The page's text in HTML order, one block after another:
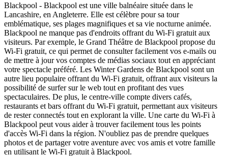
Blackpool - Blackpool est une ville balnéaire située dans le
Lancashire, en Angleterre. Elle est célèbre pour sa tour
emblématique, ses plages magnifiques et sa vie nocturne animée.
Blackpool ne manque pas d'endroits offrant du Wi-Fi gratuit aux
visiteurs. Par exemple, le Grand Théâtre de Blackpool propose du
Wi-Fi gratuit, ce qui permet de consulter facilement vos e-mails ou
de mettre à jour vos comptes de médias sociaux tout en appréciant
votre spectacle préféré. Les Winter Gardens de Blackpool sont un
autre lieu populaire offrant du Wi-Fi gratuit, offrant aux visiteurs la
possibilité de surfer sur le web tout en profitant des vues
spectaculaires. De plus, le centre-ville compte divers cafés,
restaurants et bars offrant du Wi-Fi gratuit, permettant aux visiteurs
de rester connectés tout en explorant la ville. Une carte du Wi-Fi à
Blackpool peut vous aider à trouver facilement tous les points
d'accès Wi-Fi dans la région. N'oubliez pas de prendre quelques
photos et de partager votre aventure avec vos amis et votre famille
en utilisant le Wi-Fi gratuit à Blackpool.